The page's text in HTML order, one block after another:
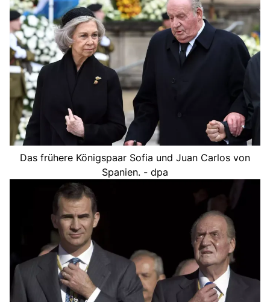
Das frühere Königspaar Sofia und Juan Carlos von
Spanien. - dpa